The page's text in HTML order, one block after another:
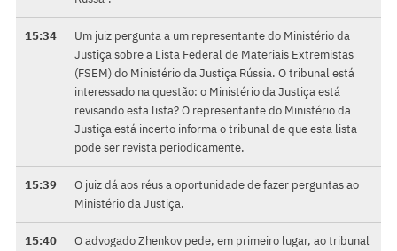
15:34
Um juiz pergunta a um representante do Ministério da
Justiça sobre a Lista Federal de Materiais Extremistas
(FSEM) do Ministério da Justiça Rússia. O tribunal está
interessado na questão: o Ministério da Justiça está
revisando esta lista? O representante do Ministério da
Justiça está incerto informa o tribunal de que esta lista
pode ser revista periodicamente.
15:39
O juiz dá aos réus a oportunidade de fazer perguntas ao
Ministério da Justiça.
15:40
O advogado Zhenkov pede, em primeiro lugar, ao tribunal